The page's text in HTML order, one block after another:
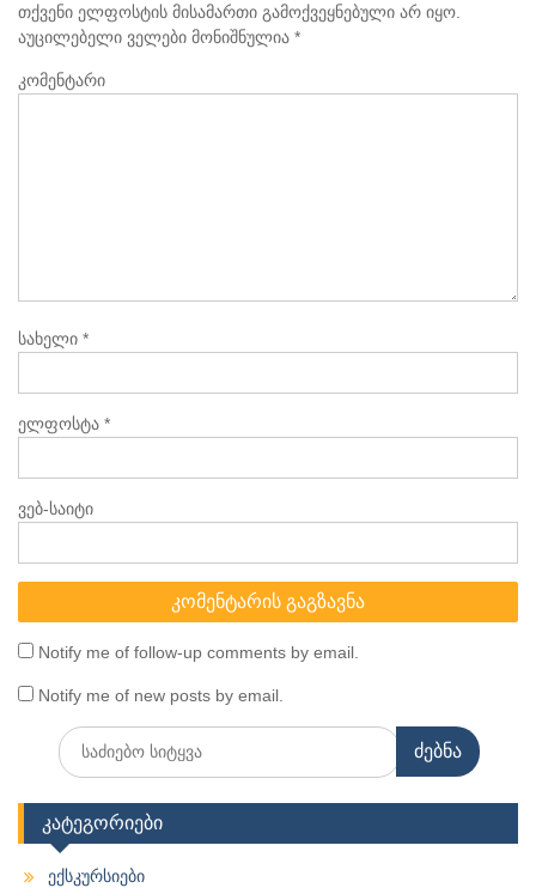
თქვენი ელფოსტის მისამართი გამოქვეყნებული არ იყო.
აუცილებელი ველები მონიშნულია *
კომენტარი
სახელი *
ელფოსტა *
ვებ-საიტი
Notify me of follow-up comments by email.
Notify me of new posts by email.
Search
for:
კატეგორიები
ექსკურსიები